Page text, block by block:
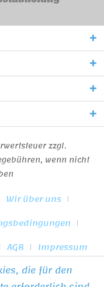
zzgl.
wenn nicht
Wir über uns
AGB Impressum
zzgl. Versandkosten
die für den